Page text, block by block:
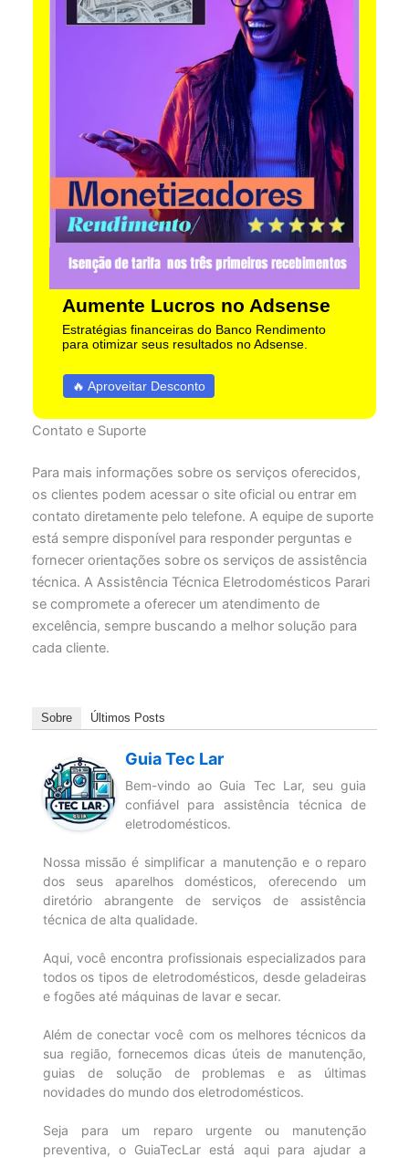
Aumente Lucros no Adsense
Estratégias financeiras do Banco Rendimento
para otimizar seus resultados no Adsense.
🔥 Aproveitar Desconto
Contato e Suporte
Para mais informações sobre os serviços oferecidos,
os clientes podem acessar o site oficial ou entrar em
contato diretamente pelo telefone. A equipe de suporte
está sempre disponível para responder perguntas e
fornecer orientações sobre os serviços de assistência
técnica. A Assistência Técnica Eletrodomésticos Parari
se compromete a oferecer um atendimento de
excelência, sempre buscando a melhor solução para
cada cliente.
Sobre Últimos Posts
Guia Tec Lar
Bem-vindo ao Guia Tec Lar, seu guia
confiável para assistência técnica de
eletrodomésticos.
Nossa missão é simplificar a manutenção e o reparo
dos seus aparelhos domésticos, oferecendo um
diretório abrangente de serviços de assistência
técnica de alta qualidade.
Aqui, você encontra profissionais especializados para
todos os tipos de eletrodomésticos, desde geladeiras
e fogões até máquinas de lavar e secar.
Além de conectar você com os melhores técnicos da
sua região, fornecemos dicas úteis de manutenção,
guias de solução de problemas e as últimas
novidades do mundo dos eletrodomésticos.
Seja para um reparo urgente ou manutenção
preventiva, o GuiaTecLar está aqui para ajudar a